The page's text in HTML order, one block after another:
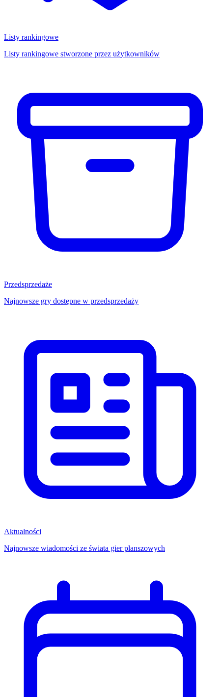
Listy rankingowe
Listy rankingowe stworzone przez użytkowników
Przedsprzedaże
Najnowsze gry dostępne w przedsprzedaży
Aktualności
Najnowsze wiadomości ze świata gier planszowych